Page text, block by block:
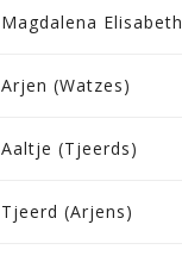
Magdalena Elisabeth
Arjen (Watzes)
Aaltje (Tjeerds)
Tjeerd (Arjens)